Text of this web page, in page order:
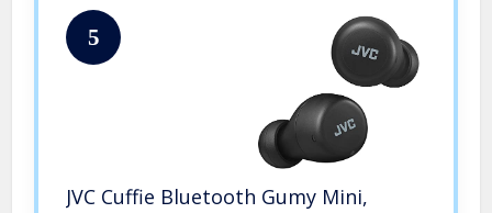
5
JVC Cuffie Bluetooth Gumy Mini,